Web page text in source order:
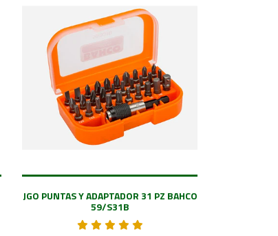
JGO PUNTAS Y ADAPTADOR 31 PZ BAHCO
59/S31B